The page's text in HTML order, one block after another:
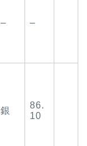
– –
銀
86.
10